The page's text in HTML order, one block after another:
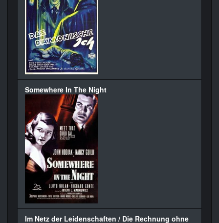
Somewhere In The Night
Im Netz der Leidenschaften / Die Rechnung ohne